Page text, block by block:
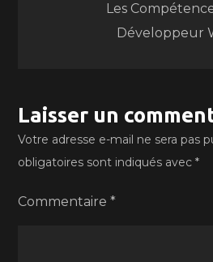
l’article
Les
Développeur
Laisser un
Votre adresse e-mail ne sera pas
obligatoires sont indiqués avec*
Commentaire*